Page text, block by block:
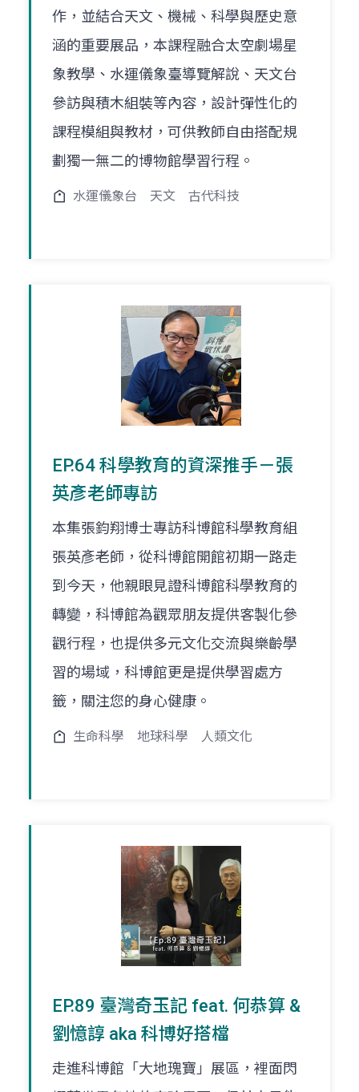
作，並結合天文、機械、科學與歷史意
涵的重要展品，本課程融合太空劇場星
象教學、水運儀象臺導覽解說、天文台
參訪與積木組裝等內容，設計彈性化的
課程模組與教材，可供教師自由搭配規
劃獨一無二的博物館學習行程。
水運儀象台 天文 古代科技
EP.64 科學教育的資深推手－張
英彥老師專訪
本集張鈞翔博士專訪科博館科學教育組
張英彥老師，從科博館開館初期一路走
到今天，他親眼見證科博館科學教育的
轉變，科博館為觀眾朋友提供客製化參
觀行程，也提供多元文化交流與樂齡學
習的場域，科博館更是提供學習處方
籤，關注您的身心健康。
生命科學 地球科學 人類文化
EP.89 臺灣奇玉記 feat. 何恭算 &
劉憶諄 aka 科博好搭檔
走進科博館「大地瑰寶」展區，裡面閃